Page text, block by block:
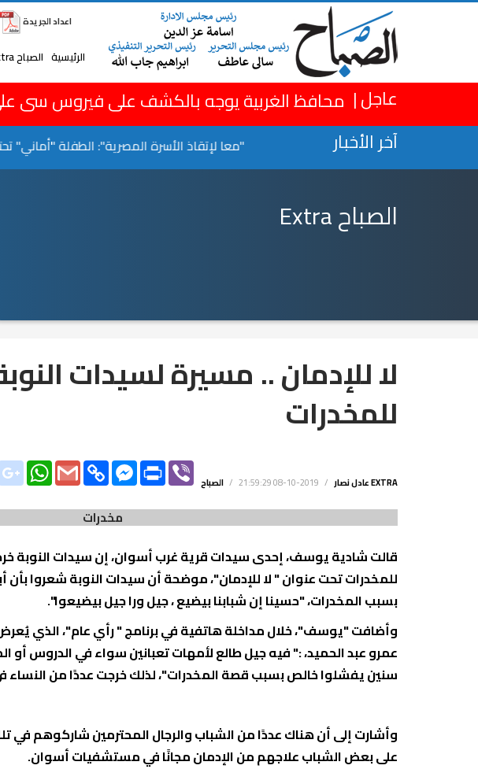
اعداد الجريدة
الرئيسية الصباح Extra
عاجل | محافظ الغربية يوجه بالكشف على فيروس سى
آخر الأخبارللقاتل بالفيديو.. "معا لإتقاذ الأسرة المصرية": الطفلة "أماني" تحتاج
الصباح Extra
لا للإدمان .. مسيرة لسيدات
للمخدرات
GOOGLE_PLUS
WHATSAPP
GMAIL
COPY
LINK
FACEBOOK
MESSENGER
PRINT
عادل نصار /
2019-10-08 21:59:29
/ الصباح EXTRA
مخدرات
قالت شادية يوسف، إحدى سيدات قرية غرب أسوان، إن سيدات النوبة
للمخدرات تحت عنوان " لا للإدمان"، موضحة أن سيدات النوبة شعروا بأن
بسبب المخدرات، "حسينا إن شبابنا بيضيع ، جيل ورا جيل بيضيعوا".
سنين يفشلوا خالص بسبب قصة المخدرات"، لذلك خرجت عددًا من النساء
وأشارت إلى أن هناك عددًا من الشباب والرجال المحترمين شاركوهم في
على بعض الشباب علاجهم من الإدمان مجانًا في مستشفيات أسوان.